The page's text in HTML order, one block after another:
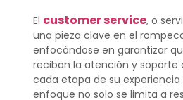
El customer service, o
una pieza clave en el
enfocándose en garantizar
reciban la atención y soporte
cada etapa de su experiencia
enfoque no solo se limita a